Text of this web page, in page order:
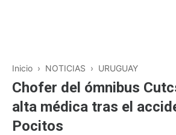
Inicio › NOTICIAS › URUGUAY
Chofer del ómnibus
alta médica tras el
Pocitos